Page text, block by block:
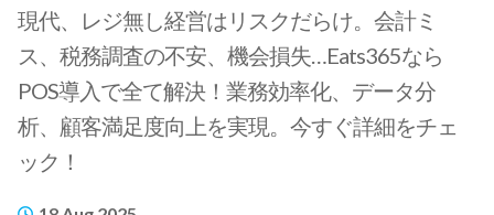
現代、レジ無し経営はリスクだらけ。会計ミ
ス、税務調査の不安、機会損失…Eats365なら
POS導入で全て解決！業務効率化、データ分
析、顧客満足度向上を実現。今すぐ詳細をチェ
ック！